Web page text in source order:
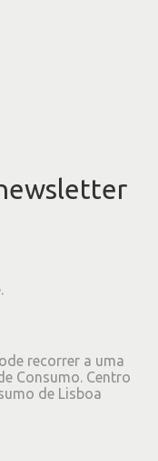
.
recorrer a uma
Consumo. Centro
de Lisboa